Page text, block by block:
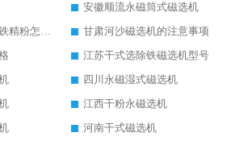
安徽顺流永磁筒式磁选机
湖南顺流磁选机跑铁精粉怎么处理
甘肃河沙磁选机的注意事项
江苏干式选除铁磁选机型号
四川永磁湿式磁选机
江西干粉永磁选机
河南干式磁选机